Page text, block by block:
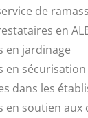
de
en
en jardinage
en
dans les
en soutien aux